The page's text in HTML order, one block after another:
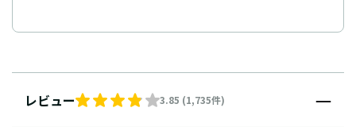
レビュー 3.85 (1,735件)